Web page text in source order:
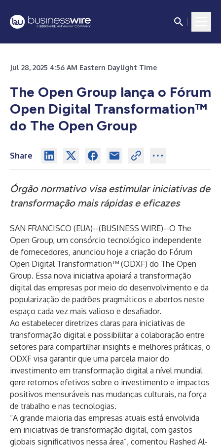
Jul 28, 2025 4:56 AM Eastern Daylight Time
The Open Group lança o Fórum
Open Digital Transformation™
do The Open Group
Share
Órgão normativo visa estimular iniciativas de
transformação mais rápidas e eficazes
SAN FRANCISCO (EUA)--(BUSINESS WIRE)--O The
Open Group, um consórcio tecnológico independente
de fornecedores, anunciou hoje a criação do Fórum
Open Digital Transformation™ (ODXF) do The Open
Group. Essa nova iniciativa apoiará a transformação
digital das empresas por meio do desenvolvimento e da
popularização de padrões pragmáticos e abertos neste
espaço cada vez mais valioso e desafiador.
Ao estabelecer diretrizes claras para iniciativas de
transformação digital e possibilitar a colaboração entre
setores para compartilhar insights e melhores práticas, o
ODXF visa garantir que uma parcela maior do
investimento em transformação digital a nível mundial
gere retornos efetivos sobre o investimento e impactos
positivos mensuráveis nas mudanças culturais, na força
de trabalho e nas tecnologias.
“A grande maioria das empresas atuais está envolvida
em iniciativas de transformação digital, com gastos
globais significativos nessa área”, comentou Rashed Al-